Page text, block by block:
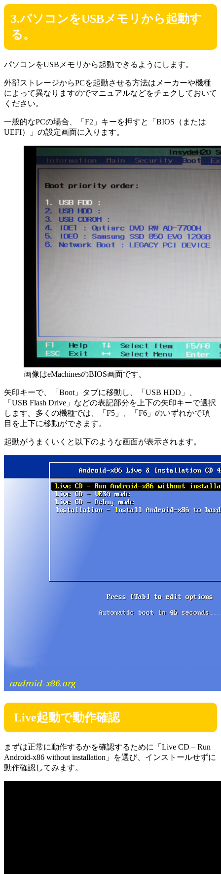
3.パソコンをUSBメモリから起動す
る。
パソコンをUSBメモリから起動できるようにします。
外部ストレージからPCを起動させる方法はメーカーや機種
によって異なりますのでマニュアルなどをチェクしておいて
ください。
一般的なPCの場合、「F2」キーを押すと「BIOS（または
UEFI）」の設定画面に入ります。
画像はeMachinesのBIOS画面です。
矢印キーで、「Boot」タブに移動し、「USB HDD」、
「USB Flash Drive」などの表記部分を上下の矢印キーで選択
します。多くの機種では、「F5」、「F6」のいずれかで項
目を上下に移動ができます。
起動がうまくいくと以下のような画面が表示されます。
Live起動で動作確認
まずは正常に動作するかを確認するために「Live CD – Run
Android-x86 without installation」を選び、インストールせずに
動作確認してみます。